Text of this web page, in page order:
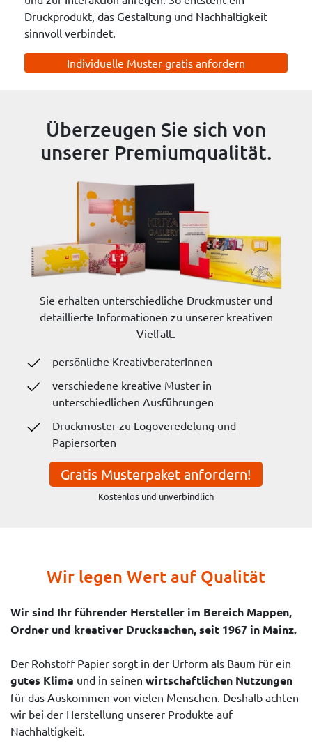
Druckprodukt, das Gestaltung und Nachhaltigkeit
sinnvoll verbindet.
Individuelle Muster gratis anfordern
Überzeugen Sie sich von
unserer Premiumqualität.
Sie erhalten unterschiedliche Druckmuster und
detaillierte Informationen zu unserer kreativen
Vielfalt.
persönliche KreativberaterInnen
verschiedene kreative Muster in
unterschiedlichen Ausführungen
Druckmuster zu Logoveredelung und
Papiersorten
Gratis Musterpaket anfordern!
Kostenlos und unverbindlich
Wir legen Wert auf Qualität
Wir sind Ihr führender Hersteller im Bereich Mappen,
Ordner und kreativer Drucksachen, seit 1967 in Mainz.
Der Rohstoff Papier sorgt in der Urform als Baum für ein
gutes Klima und in seinen wirtschaftlichen Nutzungen
für das Auskommen von vielen Menschen. Deshalb achten
wir bei der Herstellung unserer Produkte auf
Nachhaltigkeit.